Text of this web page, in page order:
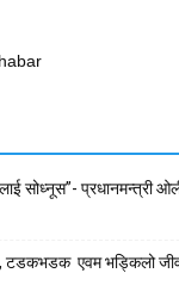
सोध्नूस”- प्रधानमन्त्री
टडकभडक एवम भड्किलो